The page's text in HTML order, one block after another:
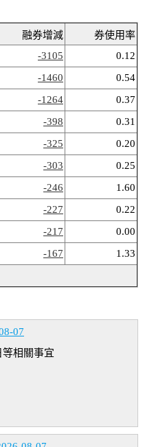
融券增減
券使用率
-3105
0.12
-1460
0.54
-1264
0.37
-398
0.31
-325
0.20
-303
0.25
-246
1.60
-227
0.22
-217
0.00
-167 1.33
07
相關事宜